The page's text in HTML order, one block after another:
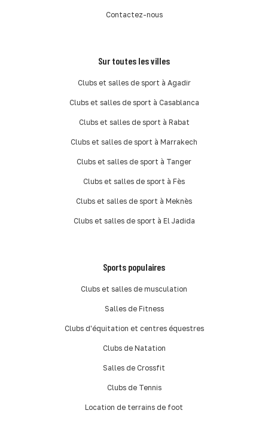
Contactez-nous
Sur toutes les villes
Clubs et salles de sport à Agadir
Clubs et salles de sport à Casablanca
Clubs et salles de sport à Rabat
Clubs et salles de sport à Marrakech
Clubs et salles de sport à Tanger
Clubs et salles de sport à Fès
Clubs et salles de sport à Meknès
Clubs et salles de sport à El Jadida
Sports populaires
Clubs et salles de musculation
Salles de Fitness
Clubs d'équitation et centres équestres
Clubs de Natation
Salles de Crossfit
Clubs de Tennis
Location de terrains de foot